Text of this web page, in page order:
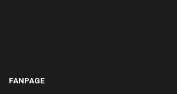
FANPAGE